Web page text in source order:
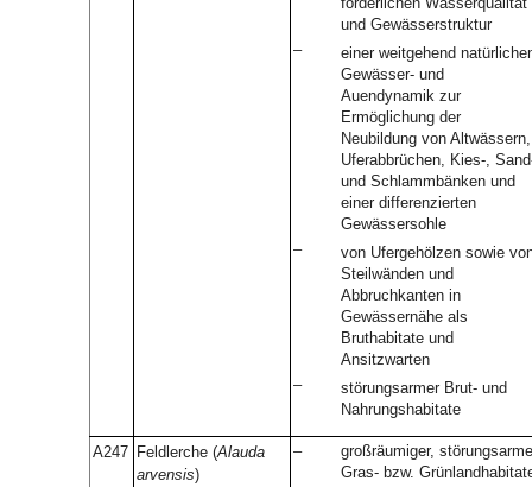
und Gewässerstruktur
–
einer weitgehend
Gewässer- und
Auendynamik zur
Ermöglichung der
Neubildung von Altwässern,
Uferabbrüchen, Kies-,
und Schlammbänken und
einer differenzierten
Gewässersohle
–
von Ufergehölzen sowie
Steilwänden und
Abbruchkanten in
Gewässernähe als
Bruthabitate und
Ansitzwarten
–
störungsarmer Brut- und
Nahrungshabitate
A247 Feldlerche (Alauda
arvensis)
–
großräumiger,
Gras- bzw.